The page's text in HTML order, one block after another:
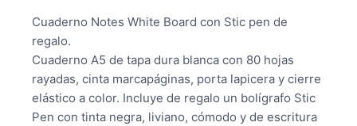
Cuaderno Notes White Board con Stic pen de
regalo.
Cuaderno A5 de tapa dura blanca con 80 hojas
rayadas, cinta marcapáginas, porta lapicera y cierre
elástico a color. Incluye de regalo un bolígrafo Stic
Pen con tinta negra, liviano, cómodo y de escritura